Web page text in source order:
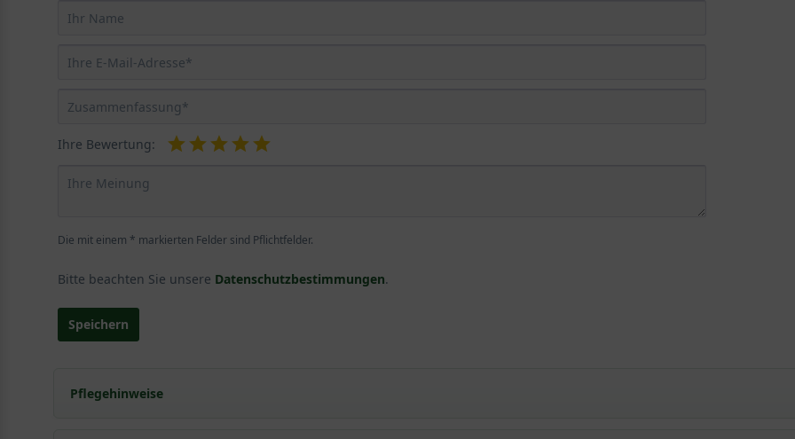
Ihre Bewertung:
Die mit einem * markierten Felder sind Pflichtfelder.
Bitte beachten Sie unsere Datenschutzbestimmungen.
Speichern
Pflegehinweise